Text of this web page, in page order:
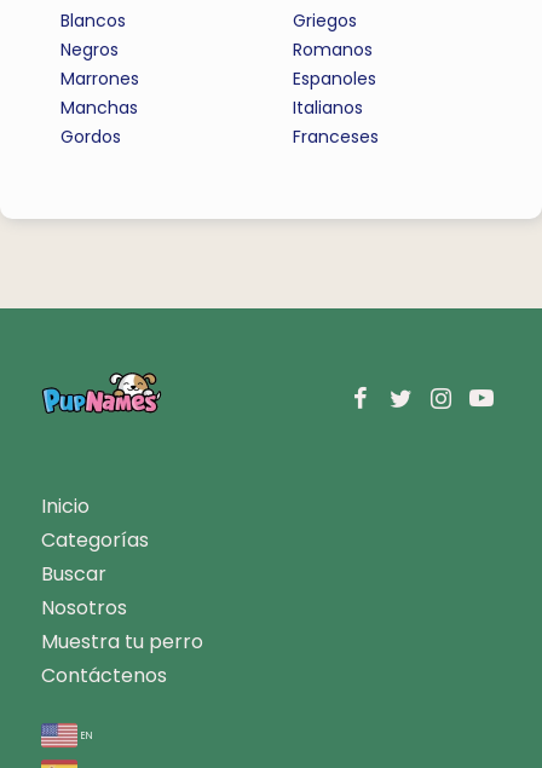
Blancos
Negros
Marrones
Manchas
Gordos
Griegos
Romanos
Espanoles
Italianos
Franceses
Inicio
Categorías
Buscar
Nosotros
Muestra tu perro
Contáctenos
en